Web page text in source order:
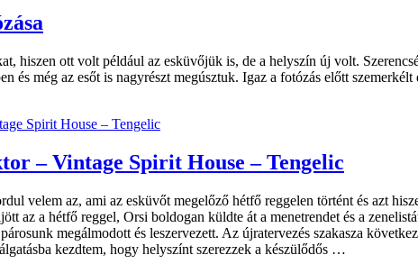
hiszen ott volt például az esküvőjük is, de a helyszín új volt.
és még az esőt is nagyrészt megúsztuk. Igaz a fotózás előtt
– Vintage Spirit House – Tengelic
velem az, ami az esküvőt megelőző hétfő reggelen történt és azt
az a hétfő reggel, Orsi boldogan küldte át a menetrendet és a
megálmodott és leszervezett. Az újratervezés szakasza
kezdtem, hogy helyszínt szerezzek a készülődős …